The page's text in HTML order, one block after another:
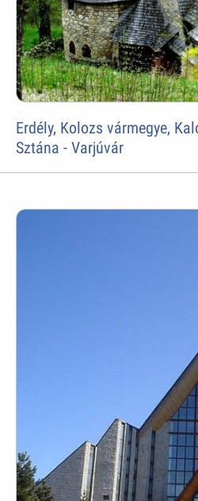
Erdély, Kolozs vármegye,
Sztána - Varjúvár